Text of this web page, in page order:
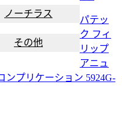
ノーチラス
その他
パテッ
ク フィ
リップ
アニュ
ンプリケーション 5924G-